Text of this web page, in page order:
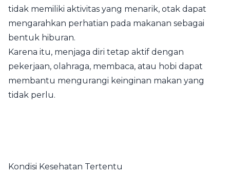
tidak memiliki aktivitas yang menarik, otak dapat
mengarahkan perhatian pada makanan sebagai
bentuk hiburan.
Karena itu, menjaga diri tetap aktif dengan
pekerjaan, olahraga, membaca, atau hobi dapat
membantu mengurangi keinginan makan yang
tidak perlu.
Kondisi Kesehatan Tertentu